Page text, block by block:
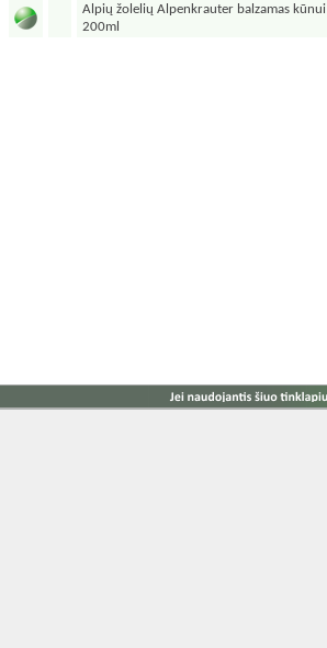
Alpių žolelių Alpenkrauter balzamas kūnui
200ml